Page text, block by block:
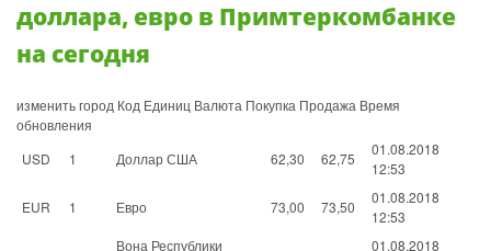
доллара, евро в Примтеркомбанке
на сегодня
изменить город Код Единиц Валюта Покупка Продажа Время
обновления
USD
1 Доллар США 62,30 62,75
01.08.2018
12:53
EUR 1 Евро 73,00 73,50
01.08.2018
12:53
Вона Республики
01.08.2018